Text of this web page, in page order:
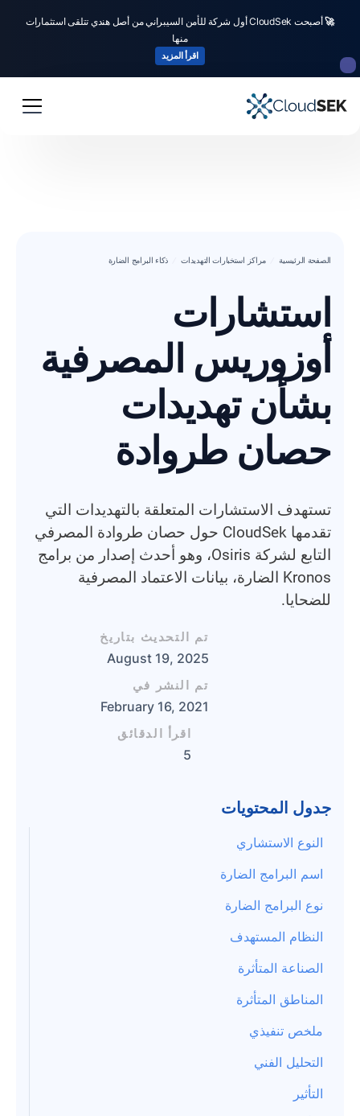
🚀
أصبحت CloudSek أول شركة للأمن السيبراني من أصل هندي تتلقى استثمارات
منها
اقرأ المزيد
الصفحة الرئيسية مراكز استخبارات التهديدات ذكاء البرامج الضارة
استشارات
أوزوريس المصرفية
بشأن تهديدات
حصان طروادة
تستهدف الاستشارات المتعلقة بالتهديدات التي
تقدمها CloudSek حول حصان طروادة المصرفي
التابع لشركة Osiris، وهو أحدث إصدار من برامج
Kronos الضارة، بيانات الاعتماد المصرفية
للضحايا.
تم التحديث بتاريخ
August 19, 2025
تم النشر في
February 16, 2021
اقرأ الدقائق
5
جدول المحتويات
النوع الاستشاري
اسم البرامج الضارة
نوع البرامج الضارة
النظام المستهدف
الصناعة المتأثرة
المناطق المتأثرة
ملخص تنفيذي
التحليل الفني
التأثير